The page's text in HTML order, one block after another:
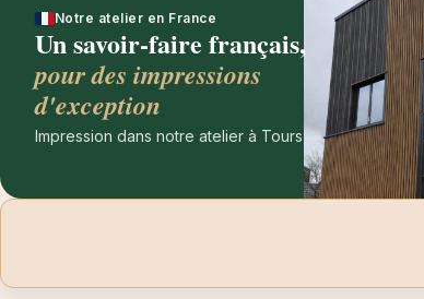
Notre atelier en France
Un savoir-faire français,
pour des impressions
d'exception
Impression dans notre atelier à Tours